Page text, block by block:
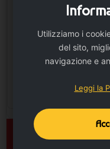
🛒
Utilizziamo i
del sito,
navigazione e
Leggi la